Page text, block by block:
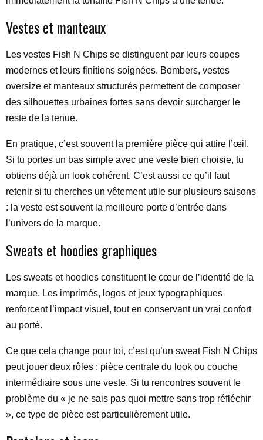
Vestes et manteaux
Les vestes Fish N Chips se distinguent par leurs coupes
modernes et leurs finitions soignées. Bombers, vestes
oversize et manteaux structurés permettent de composer
des silhouettes urbaines fortes sans devoir surcharger le
reste de la tenue.
En pratique, c’est souvent la première pièce qui attire l’œil.
Si tu portes un bas simple avec une veste bien choisie, tu
obtiens déjà un look cohérent. C’est aussi ce qu’il faut
retenir si tu cherches un vêtement utile sur plusieurs saisons
: la veste est souvent la meilleure porte d’entrée dans
l’univers de la marque.
Sweats et hoodies graphiques
Les sweats et hoodies constituent le cœur de l’identité de la
marque. Les imprimés, logos et jeux typographiques
renforcent l’impact visuel, tout en conservant un vrai confort
au porté.
Ce que cela change pour toi, c’est qu’un sweat Fish N Chips
peut jouer deux rôles : pièce centrale du look ou couche
intermédiaire sous une veste. Si tu rencontres souvent le
problème du « je ne sais pas quoi mettre sans trop réfléchir
», ce type de pièce est particulièrement utile.